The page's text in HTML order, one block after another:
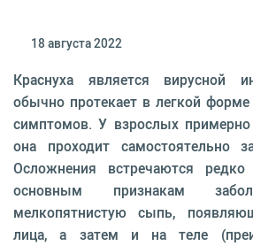
18 августа 2022
Краснуха является вирусной
обычно протекает в легкой
симптомов. У взрослых
она проходит самостоятельно
Осложнения встречаются
основным признакам
мелкопятнистую сыпь,
лица, а затем и на теле